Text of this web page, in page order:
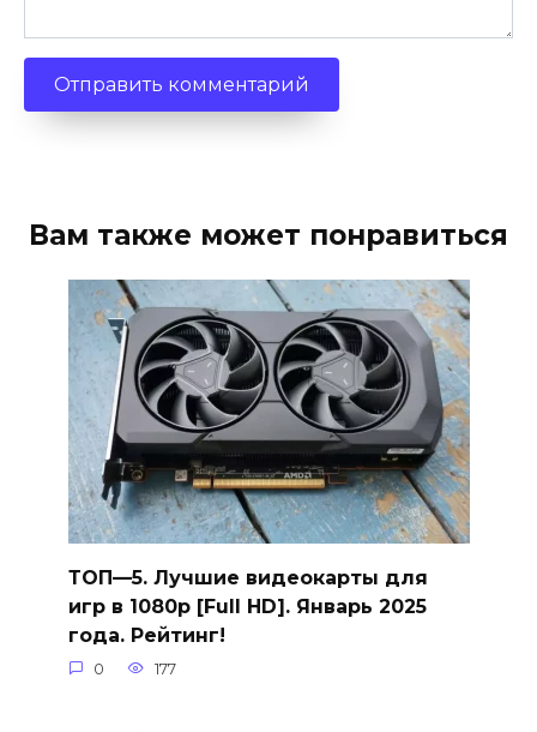
Вам также может понравиться
ТОП—5. Лучшие видеокарты для
игр в 1080p [Full HD]. Январь 2025
года. Рейтинг!
0 177